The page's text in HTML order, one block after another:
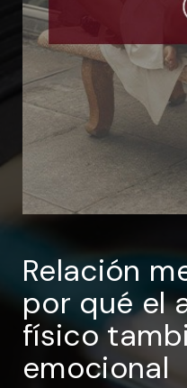
Relación
por qué el
físico
emocional
Recuérdame